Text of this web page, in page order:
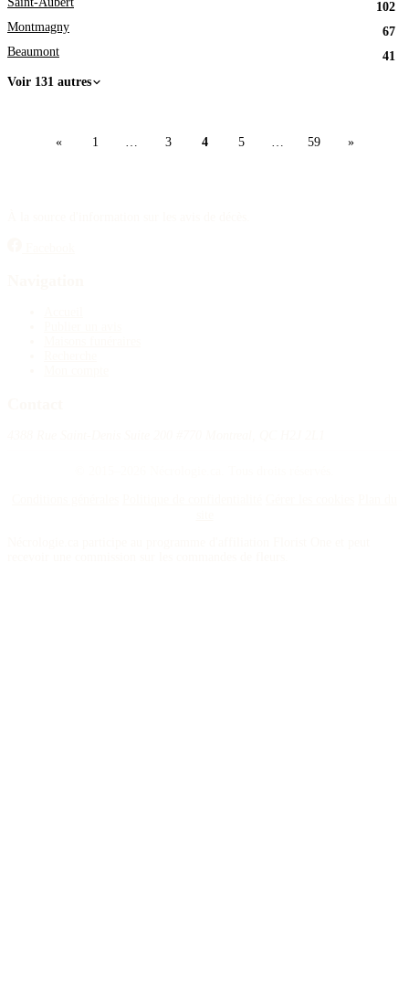
102
Montmagny
67
Beaumont
41
Voir 131 autres
« 1 3 4 5 59 »